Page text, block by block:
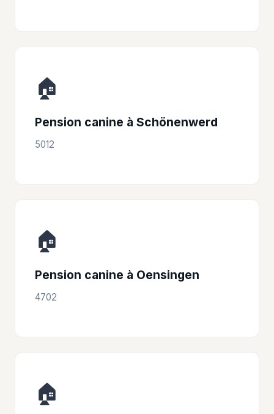
🏠
Pension canine à Schönenwerd
5012
🏠
Pension canine à Oensingen
4702
🏠